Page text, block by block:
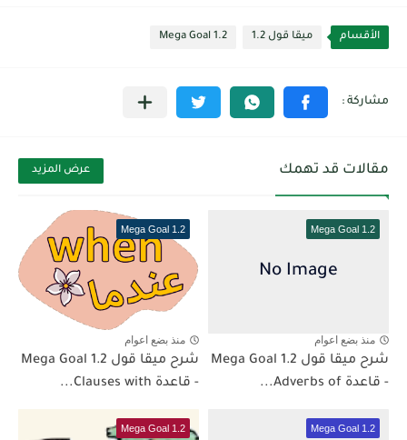
الأقسام ميقا قول 1.2 Mega Goal 1.2
مقالات قد تهمك عرض المزيد
Mega Goal 1.2
منذ بضع اعوام
شرح ميقا قول 1.2 Mega Goal
- قاعدة Adverbs of...
Mega Goal 1.2
منذ بضع اعوام
شرح ميقا قول 1.2 Mega Goal
- قاعدة Clauses with...
Mega Goal 1.2
Mega Goal 1.2